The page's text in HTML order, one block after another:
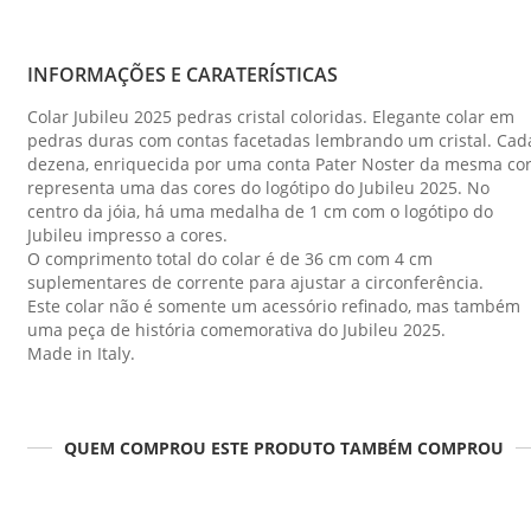
INFORMAÇÕES E CARATERÍSTICAS
Colar Jubileu 2025 pedras cristal coloridas. Elegante colar em
pedras duras com contas facetadas lembrando um cristal.
dezena, enriquecida por uma conta Pater Noster da mesma
representa uma das cores do logótipo do Jubileu 2025. No
centro da jóia, há uma medalha de 1 cm com o logótipo do
Jubileu impresso a cores.
O comprimento total do colar é de 36 cm com 4 cm
suplementares de corrente para ajustar a circonferência.
Este colar não é somente um acessório refinado, mas também
uma peça de história comemorativa do Jubileu 2025.
Made in Italy.
QUEM COMPROU ESTE PRODUTO TAMBÉM COMPROU